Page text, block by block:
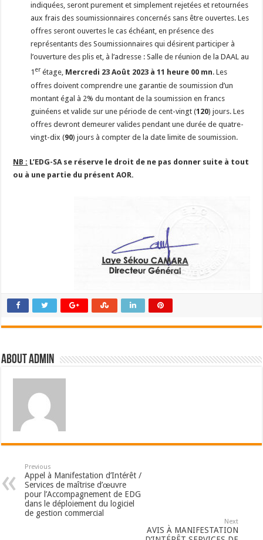
indiquées, seront purement et simplement rejetées et retournées
aux frais des soumissionnaires concernés sans être ouvertes. Les
offres seront ouvertes le cas échéant, en présence des
représentants des Soumissionnaires qui désirent participer à
l’ouverture des plis et, à l’adresse : Salle de réunion de la DAAL au
1 er étage, Mercredi 23 Août 2023 à 11 heure 00 mn. Les
offres doivent comprendre une garantie de soumission d’un
montant égal à 2% du montant de la soumission en francs
guinéens et valide sur une période de cent-vingt (120) jours. Les
offres devront demeurer valides pendant une durée de quatre-
vingt-dix (90) jours à compter de la date limite de soumission.
NB : L’EDG-SA se réserve le droit de ne pas donner suite à tout
ou à une partie du présent AOR.
About admin
Previous
Appel à Manifestation d’Intérêt /
Services de maîtrise d’œuvre
pour l’Accompagnement de EDG
dans le déploiement du logiciel
de gestion commercial
Next
AVIS À MANIFESTATION